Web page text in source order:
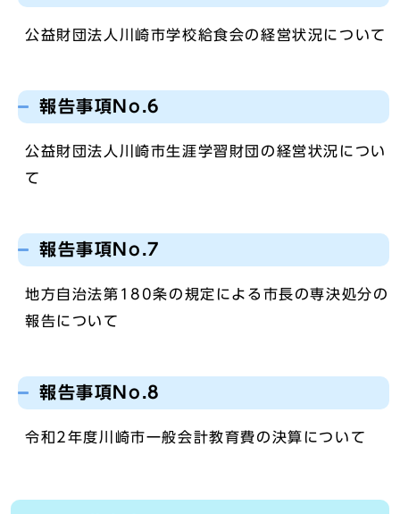
公益財団法人川崎市学校給食会の経営状況について
報告事項No.6
公益財団法人川崎市生涯学習財団の経営状況につい
て
報告事項No.7
地方自治法第180条の規定による市長の専決処分の
報告について
報告事項No.8
令和2年度川崎市一般会計教育費の決算について